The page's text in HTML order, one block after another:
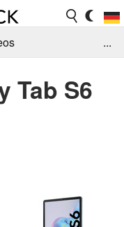
Jobs
...
Tab S6